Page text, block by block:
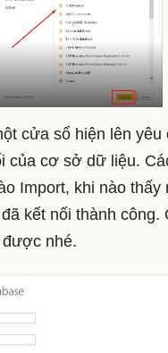
cửa sổ hiện lên yêu
của cơ sở dữ liệu.
Import, khi nào thấy
kết nối thành công.
được nhé.